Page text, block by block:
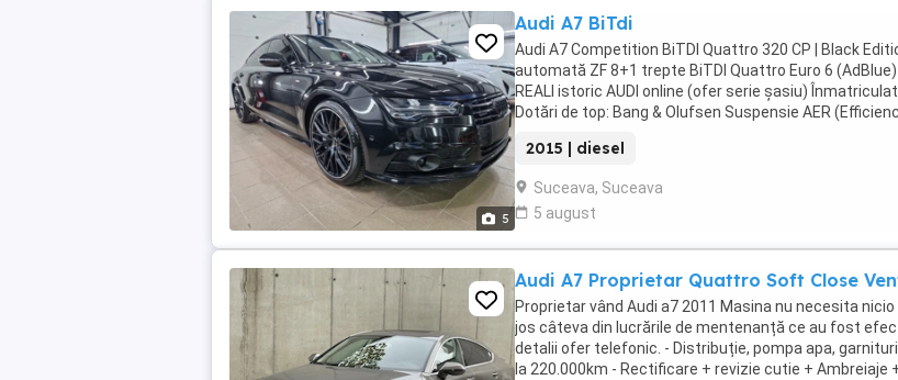
5
Audi A7 BiTdi
Audi A7 Competition BiTDI Quattro 320 CP | Black
automată ZF 8+1 trepte BiTDI Quattro Euro 6
REALI istoric AUDI online (ofer serie șasiu)
Dotări de top: Bang & Olufsen Suspensie AER
2015 | diesel
Suceava, Suceava
5 august
Audi A7 Proprietar Quattro Soft Close
Proprietar vând Audi a7 2011 Masina nu necesita
jos câteva din lucrările de mentenanță ce au fost
detalii ofer telefonic. - Distribuție, pompa apa,
la 220.000km - Rectificare + revizie cutie + Ambreiaje